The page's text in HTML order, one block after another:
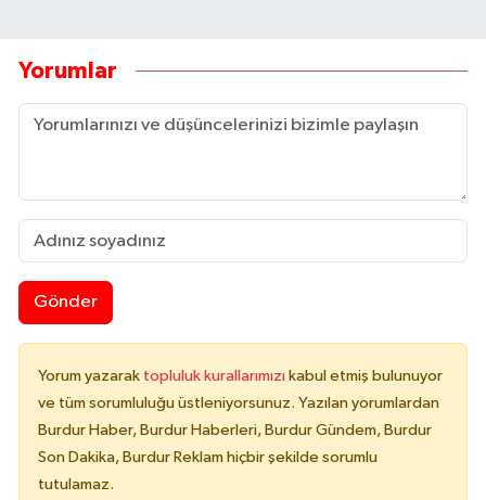
Yorumlar
Gönder
Yorum yazarak topluluk kurallarımızı kabul etmiş bulunuyor
ve tüm sorumluluğu üstleniyorsunuz. Yazılan yorumlardan
Burdur Haber, Burdur Haberleri, Burdur Gündem, Burdur
Son Dakika, Burdur Reklam hiçbir şekilde sorumlu
tutulamaz.